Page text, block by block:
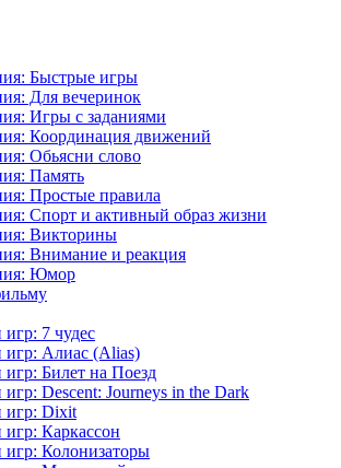
Быстрые игры
Для вечеринок
Игры с заданиями
Координация движений
Обьясни слово
Память
Простые правила
Спорт и активный образ жизни
Викторины
Внимание и реакция
Юмор
7 чудес
игр: Алиас (Alias)
Билет на Поезд
Descent: Journeys in the Dark
игр: Dixit
Каркассон
Колонизаторы